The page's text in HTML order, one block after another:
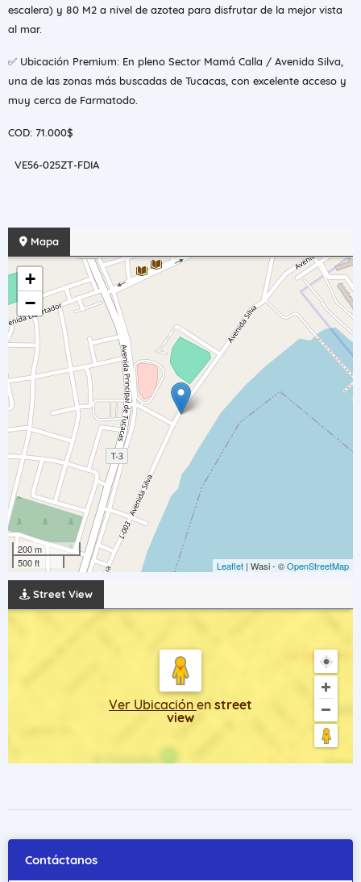
escalera) y 80 M2 a nivel de azotea para disfrutar de la mejor vista
al mar.
✅ Ubicación Premium: En pleno Sector Mamá Calla / Avenida Silva,
una de las zonas más buscadas de Tucacas, con excelente acceso y
muy cerca de Farmatodo.
COD: 71.000$
VE56-025ZT-FDIA
Mapa
+
−
200 m
500 ft
Leaflet | Wasi - ©OpenStreetMap
Street View
Ver Ubicación en street
view
Contáctanos